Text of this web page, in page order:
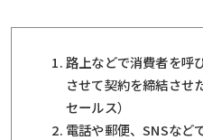
路上などで消費者を呼
させて契約を締結させ
セールス）
電話や郵便、SNSなど